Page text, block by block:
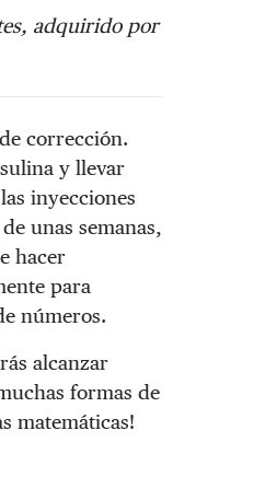
adquirido por
corrección.
y llevar
inyecciones
unas semanas,
hacer
para
números.
alcanzar
formas de
matemáticas!